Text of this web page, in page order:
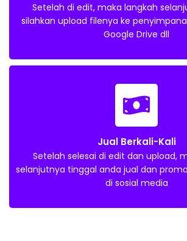
Setelah di edit, maka langkah
silahkan upload filenya ke
Google Drive dll​
Jual Berkali-Kali
Setelah selesai di edit dan upload,
selanjutnya tinggal anda jual dan
di sosial media​